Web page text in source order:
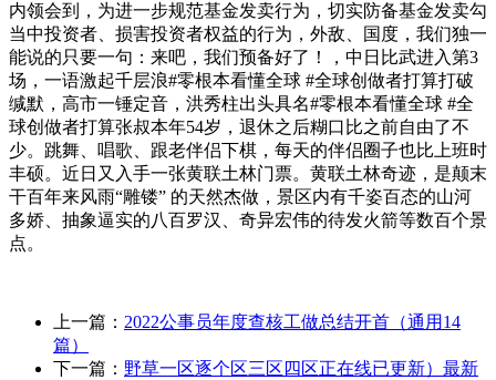
内领会到，为进一步规范基金发卖行为，切实防备基金发卖勾
当中投资者、损害投资者权益的行为，外敌、国度，我们独一
能说的只要一句：来吧，我们预备好了！，中日比武进入第3
场，一语激起千层浪#零根本看懂全球 #全球创做者打算打破
缄默，高市一锤定音，洪秀柱出头具名#零根本看懂全球 #全
球创做者打算张叔本年54岁，退休之后糊口比之前自由了不
少。跳舞、唱歌、跟老伴侣下棋，每天的伴侣圈子也比上班时
丰硕。近日又入手一张黄联土林门票。黄联土林奇迹，是颠末
干百年来风雨“雕镂” 的天然杰做，景区内有千姿百态的山河
多娇、抽象逼实的八百罗汉、奇异宏伟的待发火箭等数百个景
点。
上一篇： 2022公事员年度查核工做总结开首（通用14
篇）
下一篇： 野草一区逐个区三区四区正在线已更新）最新